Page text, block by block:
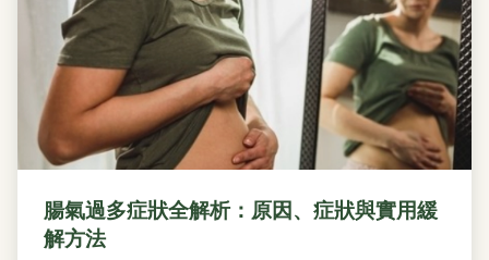
腸氣過多症狀全解析：原因、症狀與實用緩
解方法